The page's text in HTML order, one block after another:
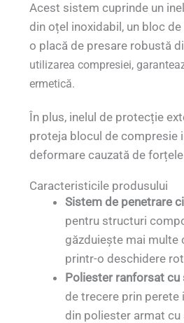
Acest sistem cuprinde un
din oțel inoxidabil, un bloc
o placă de presare robustă
utilizarea compresiei,
ermetică.
În plus, inelul de protecție
proteja blocul de compresie
deformare cauzată de
Caracteristicile produsului
Sistem de penetrare
pentru structuri
găzduiește mai multe
printr-o deschidere
Poliester ranforsat cu
de trecere prin perete
din poliester armat